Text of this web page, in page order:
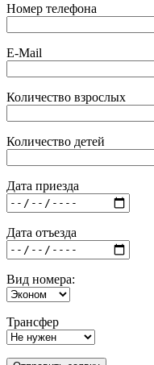
Номер телефона
E-Mail
Количество взрослых
Количество детей
Дата приезда
Дата отъезда
Вид номера:
Трансфер